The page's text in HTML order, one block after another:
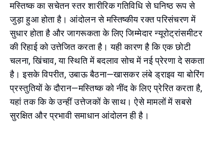
मस्तिष्क का सचेतन स्तर शारीरिक गतिविधि से घनिष्ठ रूप से
जुड़ा हुआ होता है। आंदोलन से मस्तिष्कीय रक्त परिसंचरण में
सुधार होता है और जागरूकता के लिए जिम्मेदार न्यूरोट्रांसमीटर
की रिहाई को उत्तेजित करता है। यही कारण है कि एक छोटी
चलना, खिंचाव, या स्थिति में बदलाव सोच में नई प्रेरणा दे सकता
है। इसके विपरीत, उबाऊ बैठना—खासकर लंबे ड्राइव या बोरिंग
प्रस्तुतियों के दौरान—मस्तिष्क को नींद के लिए प्रेरित करता है,
यहां तक कि के उन्हीं उत्तेजकों के साथ। ऐसे मामलों में सबसे
सुरक्षित और प्रभावी समाधान आंदोलन ही है।